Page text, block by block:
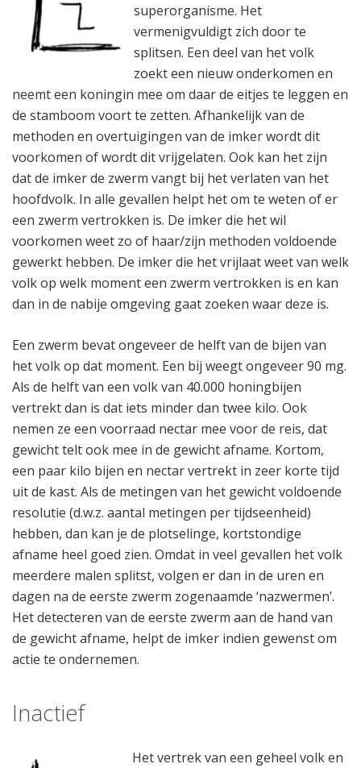
superorganisme. Het
vermenigvuldigt zich door te
splitsen. Een deel van het volk
zoekt een nieuw onderkomen en
neemt een koningin mee om daar de eitjes te leggen en
de stamboom voort te zetten. Afhankelijk van de
methoden en overtuigingen van de imker wordt dit
voorkomen of wordt dit vrijgelaten. Ook kan het zijn
dat de imker de zwerm vangt bij het verlaten van het
hoofdvolk. In alle gevallen helpt het om te weten of er
een zwerm vertrokken is. De imker die het wil
voorkomen weet zo of haar/zijn methoden voldoende
gewerkt hebben. De imker die het vrijlaat weet van welk
volk op welk moment een zwerm vertrokken is en kan
dan in de nabije omgeving gaat zoeken waar deze is.
Een zwerm bevat ongeveer de helft van de bijen van
het volk op dat moment. Een bij weegt ongeveer 90 mg.
Als de helft van een volk van 40.000 honingbijen
vertrekt dan is dat iets minder dan twee kilo. Ook
nemen ze een voorraad nectar mee voor de reis, dat
gewicht telt ook mee in de gewicht afname. Kortom,
een paar kilo bijen en nectar vertrekt in zeer korte tijd
uit de kast. Als de metingen van het gewicht voldoende
resolutie (d.w.z. aantal metingen per tijdseenheid)
hebben, dan kan je de plotselinge, kortstondige
afname heel goed zien. Omdat in veel gevallen het volk
meerdere malen splitst, volgen er dan in de uren en
dagen na de eerste zwerm zogenaamde ‘nazwermen’.
Het detecteren van de eerste zwerm aan de hand van
de gewicht afname, helpt de imker indien gewenst om
actie te ondernemen.
Inactief
Het vertrek van een geheel volk en